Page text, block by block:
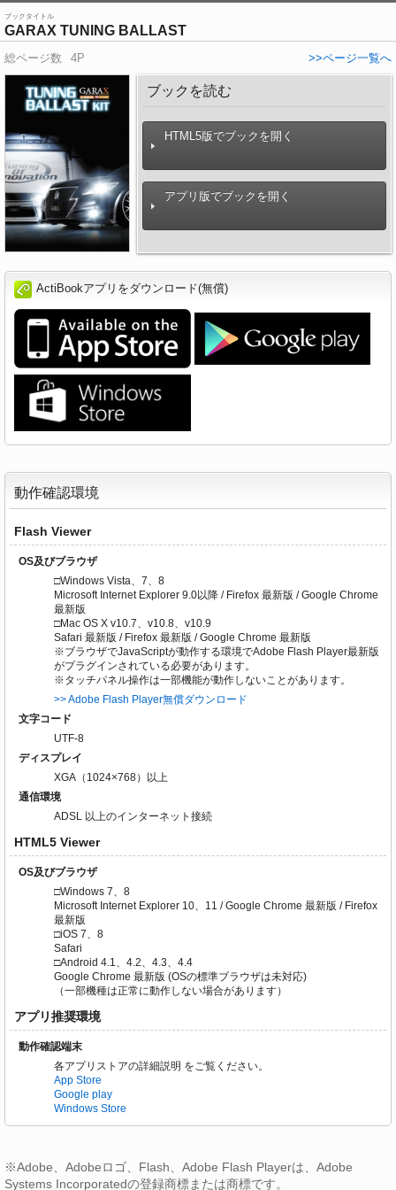
ブックタイトル
GARAX TUNING BALLAST
総ページ数 4P >>ページ一覧へ
ブックを読む
HTML5版でブックを開く
アプリ版でブックを開く
ActiBookアプリをダウンロード(無償)
動作確認環境
Flash Viewer
OS及びブラウザ
□Windows Vista、7、8
Microsoft Internet Explorer 9.0以降 / Firefox 最新版 / Google Chrome
最新版
□Mac OS X v10.7、v10.8、v10.9
Safari 最新版 / Firefox 最新版 / Google Chrome 最新版
※ブラウザでJavaScriptが動作する環境でAdobe Flash Player最新版
がプラグインされている必要があります。
※タッチパネル操作は一部機能が動作しないことがあります。
>> Adobe Flash Player無償ダウンロード
文字コード
UTF-8
ディスプレイ
XGA（1024×768）以上
通信環境
ADSL 以上のインターネット接続
HTML5 Viewer
OS及びブラウザ
□Windows 7、8
Microsoft Internet Explorer 10、11 / Google Chrome 最新版 / Firefox
最新版
□iOS 7、8
Safari
□Android 4.1、4.2、4.3、4.4
Google Chrome 最新版 (OSの標準ブラウザは未対応)
（一部機種は正常に動作しない場合があります）
アプリ推奨環境
動作確認端末
各アプリストアの詳細説明 をご覧ください。
App Store
Google play
Windows Store
※Adobe、Adobeロゴ、Flash、Adobe Flash Playerは、Adobe
Systems Incorporatedの登録商標または商標です。